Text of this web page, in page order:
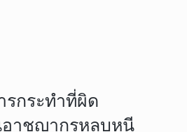
รกระทำที่ผิด
อาชญากรหลบหนี